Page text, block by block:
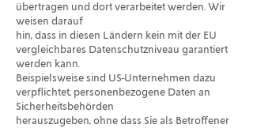
übertragen und dort verarbeitet werden. Wir
weisen darauf
hin, dass in diesen Ländern kein mit der EU
vergleichbares Datenschutzniveau garantiert
werden kann.
Beispielsweise sind US-Unternehmen dazu
verpflichtet, personenbezogene Daten an
Sicherheitsbehörden
herauszugeben, ohne dass Sie als Betroffener